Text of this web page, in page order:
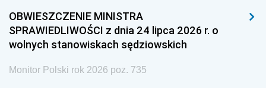
OBWIESZCZENIE MINISTRA
SPRAWIEDLIWOŚCI z dnia 24 lipca 2026 r. o
wolnych stanowiskach sędziowskich
Monitor Polski rok 2026 poz. 735